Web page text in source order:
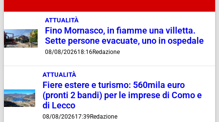
ATTUALITÀ
Fino Mornasco, in fiamme una villetta.
Sette persone evacuate, uno in ospedale
08/08/202618:16Redazione
ATTUALITÀ
Fiere estere e turismo: 560mila euro
(pronti 2 bandi) per le imprese di Como e
di Lecco
08/08/202617:39Redazione